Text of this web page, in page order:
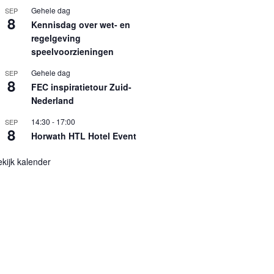
SEP
8
Gehele dag
Kennisdag over wet- en
regelgeving
speelvoorzieningen
SEP
8
Gehele dag
FEC inspiratietour Zuid-
Nederland
SEP
8
14:30 - 17:00
Horwath HTL Hotel Event
kalender